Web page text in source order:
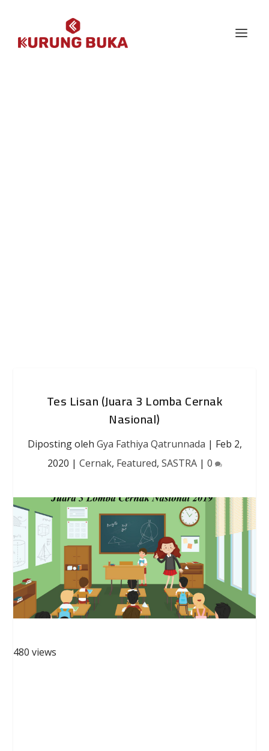
Tes Lisan (Juara 3 Lomba Cernak
Nasional)
Diposting oleh Gya Fathiya Qatrunnada | Feb 2,
2020 | Cernak, Featured, SASTRA| 0
480 views